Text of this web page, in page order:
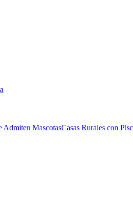
Admiten MascotasCasas Rurales con